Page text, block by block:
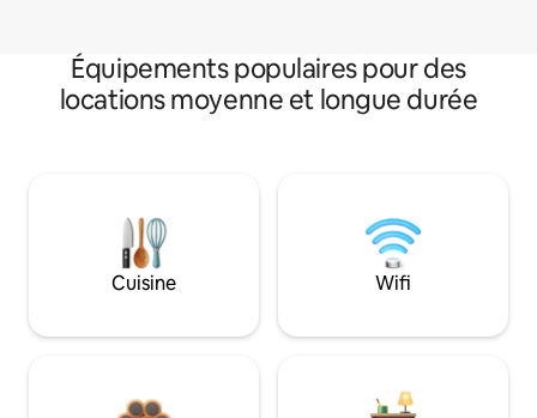
Équipements populaires pour des
locations moyenne et longue durée
Cuisine Wifi